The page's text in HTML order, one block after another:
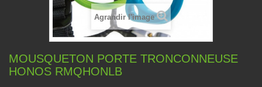
Agrandir l'image
MOUSQUETON PORTE TRONCONNEUSE
HONOS RMQHONLB